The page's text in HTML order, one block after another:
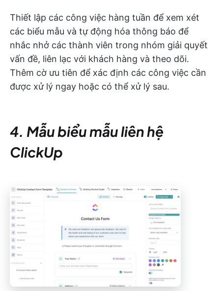
Thiết lập các công việc hàng tuần để xem xét
các biểu mẫu và tự động hóa thông báo để
nhắc nhở các thành viên trong nhóm giải quyết
vấn đề, liên lạc với khách hàng và theo dõi.
Thêm cờ ưu tiên để xác định các công việc cần
được xử lý ngay hoặc có thể xử lý sau.
4. Mẫu biểu mẫu liên hệ
ClickUp